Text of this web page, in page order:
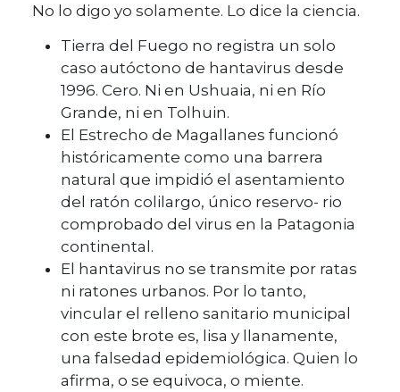
No lo digo yo solamente. Lo dice la ciencia.
Tierra del Fuego no registra un solo
caso autóctono de hantavirus desde
1996. Cero. Ni en Ushuaia, ni en Río
Grande, ni en Tolhuin.
El Estrecho de Magallanes funcionó
históricamente como una barrera
natural que impidió el asentamiento
del ratón colilargo, único reservo- rio
comprobado del virus en la Patagonia
continental.
El hantavirus no se transmite por ratas
ni ratones urbanos. Por lo tanto,
vincular el relleno sanitario municipal
con este brote es, lisa y llanamente,
una falsedad epidemiológica. Quien lo
afirma, o se equivoca, o miente.